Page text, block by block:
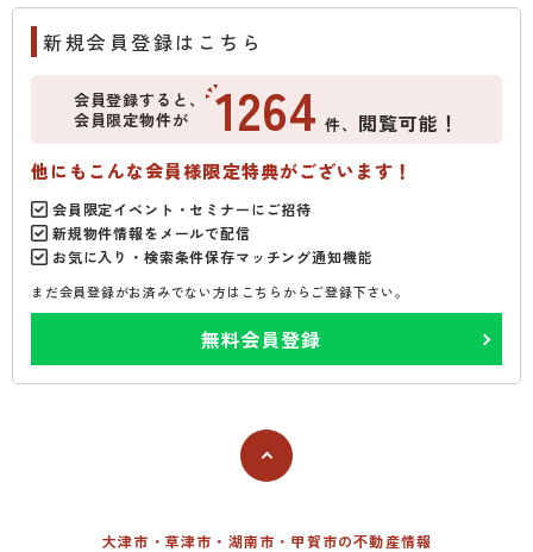
新規会員登録はこちら
会員登録すると、
会員限定物件が
1264 件、 閲覧可能！
他にもこんな会員様限定特典がございます！
会員限定イベント・セミナーにご招待
新規物件情報をメールで配信
お気に入り・検索条件保存マッチング通知機能
まだ会員登録がお済みでない方はこちらからご登録下さい。
無料会員登録
大津市・草津市・湖南市・甲賀市の不動産情報